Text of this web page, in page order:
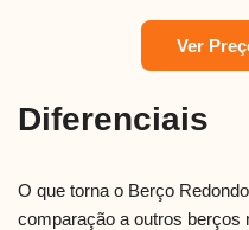
Ver
Diferenciais
O que torna o Berço
comparação a outros berços